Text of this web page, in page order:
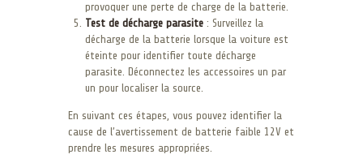
provoquer une perte de charge de la batterie.
Test de décharge parasite : Surveillez la
décharge de la batterie lorsque la voiture est
éteinte pour identifier toute décharge
parasite. Déconnectez les accessoires un par
un pour localiser la source.
En suivant ces étapes, vous pouvez identifier la
cause de l’avertissement de batterie faible 12V et
prendre les mesures appropriées.